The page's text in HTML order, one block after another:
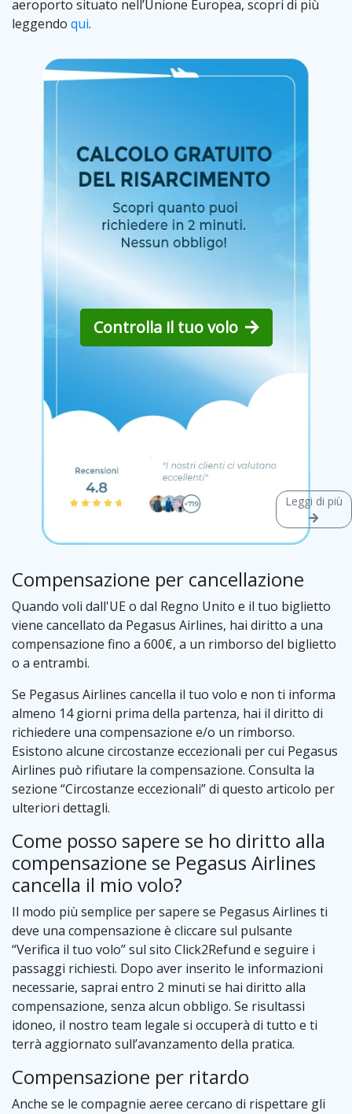
aeroporto situato nell’Unione Europea, scopri di più
leggendo qui.
Controlla il tuo volo
Leggi di più
Compensazione per cancellazione
Quando voli dall'UE o dal Regno Unito e il tuo biglietto
viene cancellato da Pegasus Airlines, hai diritto a una
compensazione fino a 600€, a un rimborso del biglietto
o a entrambi.
Se Pegasus Airlines cancella il tuo volo e non ti informa
almeno 14 giorni prima della partenza, hai il diritto di
richiedere una compensazione e/o un rimborso.
Esistono alcune circostanze eccezionali per cui Pegasus
Airlines può rifiutare la compensazione. Consulta la
sezione “Circostanze eccezionali” di questo articolo per
ulteriori dettagli.
Come posso sapere se ho diritto alla
compensazione se Pegasus Airlines
cancella il mio volo?
Il modo più semplice per sapere se Pegasus Airlines ti
deve una compensazione è cliccare sul pulsante
“Verifica il tuo volo” sul sito Click2Refund e seguire i
passaggi richiesti. Dopo aver inserito le informazioni
necessarie, saprai entro 2 minuti se hai diritto alla
compensazione, senza alcun obbligo. Se risultassi
idoneo, il nostro team legale si occuperà di tutto e ti
terrà aggiornato sull’avanzamento della pratica.
Compensazione per ritardo
Anche se le compagnie aeree cercano di rispettare gli